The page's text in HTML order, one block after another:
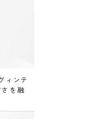
ィンテ
を融